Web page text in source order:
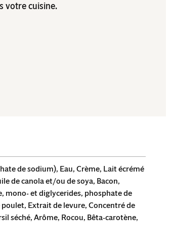
votre cuisine.
de sodium), Eau, Crème, Lait écrémé
de canola et/ou de soya, Bacon,
mono- et diglycerides, phosphate de
Extrait de levure, Concentré de
séché, Arôme, Rocou, Bêta-carotène,